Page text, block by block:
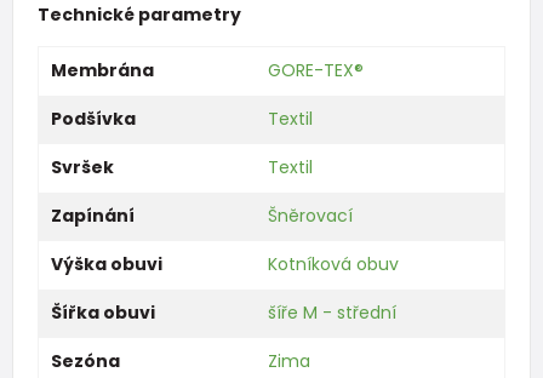
Technické parametry
Membrána
GORE-TEX®
Podšívka
Textil
Svršek
Textil
Zapínání
Šněrovací
Výška obuvi
Kotníková obuv
Šířka obuvi
šíře M - střední
Sezóna
Zima